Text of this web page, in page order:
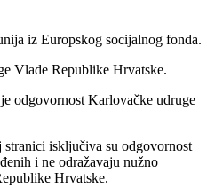
iz Europskog socijalnog fonda.
Vlade Republike Hrvatske.
odgovornost Karlovačke udruge
stranici isključiva su odgovornost
i ne odražavaju nužno
Hrvatske.